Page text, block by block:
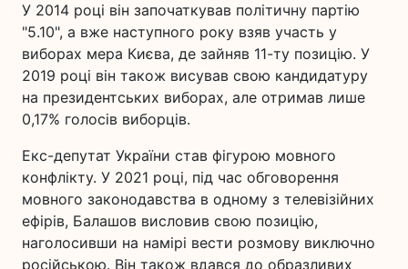
У 2014 році він започаткував політичну партію
"5.10", а вже наступного року взяв участь у
виборах мера Києва, де зайняв 11-ту позицію. У
2019 році він також висував свою кандидатуру
на президентських виборах, але отримав лише
0,17% голосів виборців.
Екс-депутат України став фігурою мовного
конфлікту. У 2021 році, під час обговорення
мовного законодавства в одному з телевізійних
ефірів, Балашов висловив свою позицію,
наголосивши на намірі вести розмову виключно
російською. Він також вдався до образливих